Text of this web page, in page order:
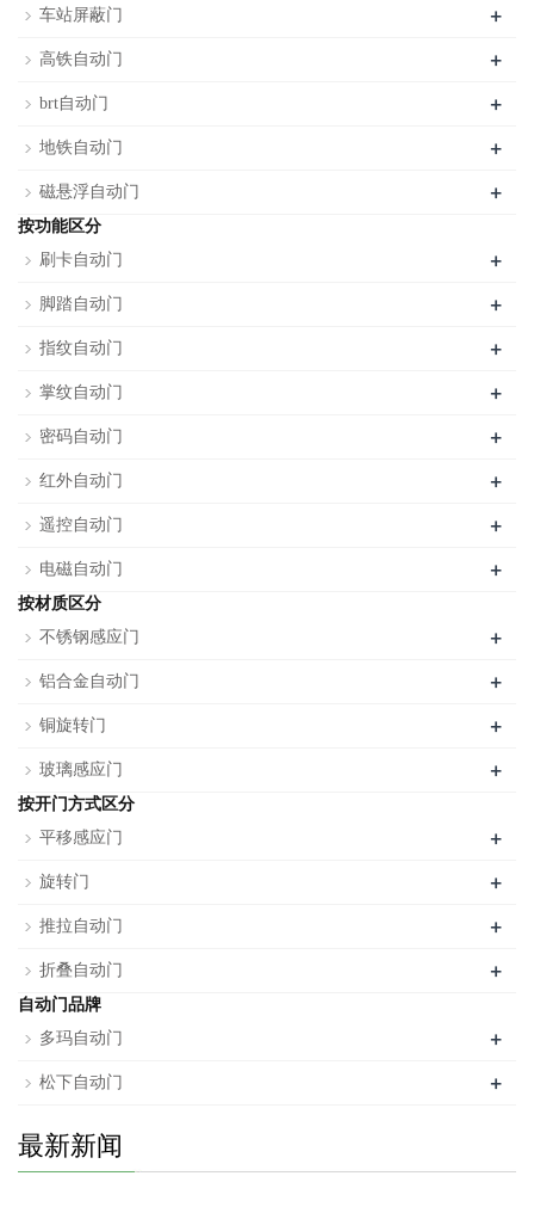
车站屏蔽门 +
高铁自动门 +
brt自动门 +
地铁自动门 +
磁悬浮自动门 +
按功能区分
刷卡自动门
+
脚踏自动门 +
指纹自动门 +
掌纹自动门 +
密码自动门 +
红外自动门 +
遥控自动门 +
电磁自动门 +
按材质区分
不锈钢感应门
+
铝合金自动门 +
铜旋转门 +
玻璃感应门 +
按开门方式区分
平移感应门
+
旋转门 +
推拉自动门 +
折叠自动门 +
自动门品牌
多玛自动门
+
松下自动门 +
最新新闻